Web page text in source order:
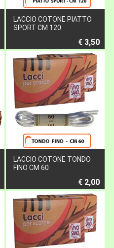
LACCIO COTONE PIATTO
SPORT CM 120
€ 3,50
LACCIO COTONE TONDO
FINO CM 60
€ 2,00